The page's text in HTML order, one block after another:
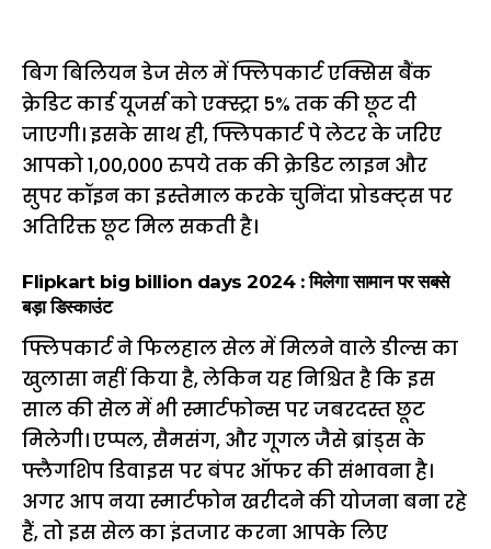
बिग बिलियन डेज सेल में फ्लिपकार्ट एक्सिस बैंक
क्रेडिट कार्ड यूजर्स को एक्स्ट्रा 5% तक की छूट दी
जाएगी। इसके साथ ही, फ्लिपकार्ट पे लेटर के जरिए
आपको 1,00,000 रुपये तक की क्रेडिट लाइन और
सुपर कॉइन का इस्तेमाल करके चुनिंदा प्रोडक्ट्स पर
अतिरिक्त छूट मिल सकती है।
Flipkart big billion days 2024 : मिलेगा सामान पर सबसे
बड़ा डिस्काउंट
फ्लिपकार्ट ने फिलहाल सेल में मिलने वाले डील्स का
खुलासा नहीं किया है, लेकिन यह निश्चित है कि इस
साल की सेल में भी स्मार्टफोन्स पर जबरदस्त छूट
मिलेगी। एप्पल, सैमसंग, और गूगल जैसे ब्रांड्स के
फ्लैगशिप डिवाइस पर बंपर ऑफर की संभावना है।
अगर आप नया स्मार्टफोन खरीदने की योजना बना रहे
हैं, तो इस सेल का इंतजार करना आपके लिए